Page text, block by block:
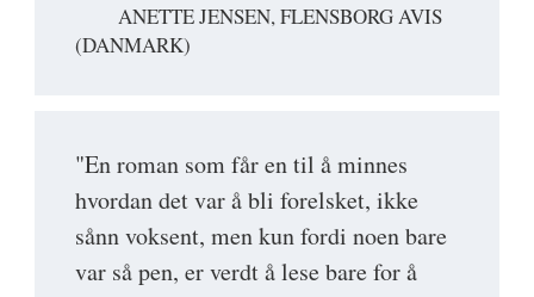
ANETTE JENSEN, FLENSBORG AVIS
(DANMARK)
"En roman som får en til å minnes
hvordan det var å bli forelsket, ikke
sånn voksent, men kun fordi noen bare
var så pen, er verdt å lese bare for å